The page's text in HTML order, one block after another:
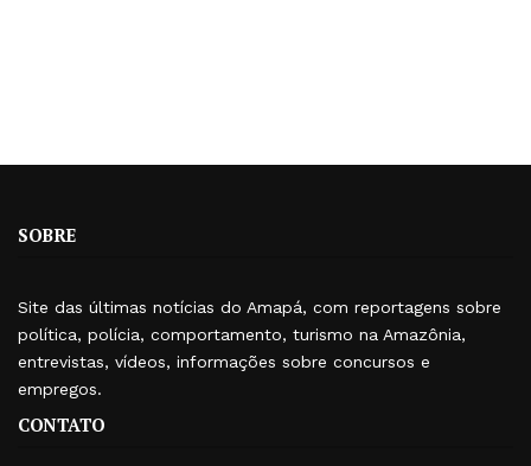
SOBRE
Site das últimas notícias do Amapá, com reportagens sobre
política, polícia, comportamento, turismo na Amazônia,
entrevistas, vídeos, informações sobre concursos e
empregos.
CONTATO